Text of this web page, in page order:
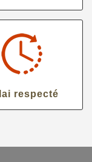
respecté